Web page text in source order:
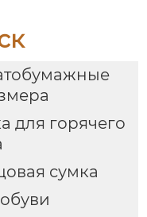
для горячего
сумка